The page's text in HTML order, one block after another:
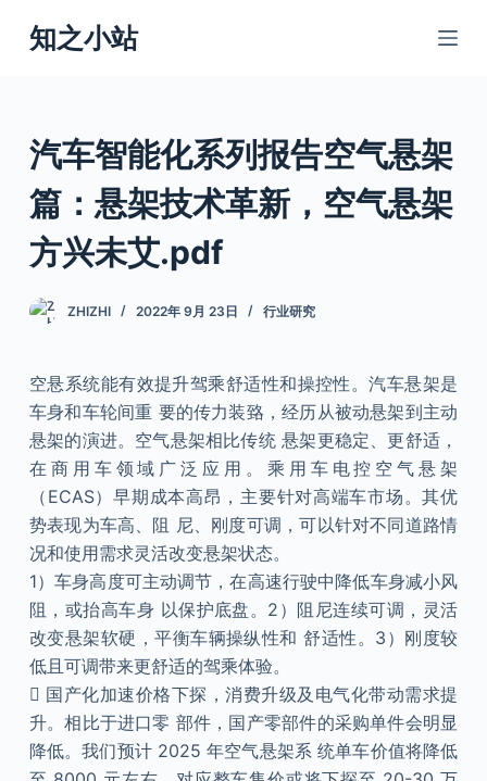
跳
过
知之小站
汽车智能化系列报告空气悬架
篇：悬架技术革新，空气悬架
方兴未艾.pdf
ZHIZHI 2022年 9月 23日 行业研究
空悬系统能有效提升驾乘舒适性和操控性。汽车悬架是
车身和车轮间重 要的传力装臵，经历从被动悬架到主动
悬架的演进。空气悬架相比传统 悬架更稳定、更舒适，
在商用车领域广泛应用。乘用车电控空气悬架
（ECAS）早期成本高昂，主要针对高端车市场。其优
势表现为车高、阻 尼、刚度可调，可以针对不同道路情
况和使用需求灵活改变悬架状态。
1）车身高度可主动调节，在高速行驶中降低车身减小风
阻，或抬高车身 以保护底盘。2）阻尼连续可调，灵活
改变悬架软硬，平衡车辆操纵性和 舒适性。3）刚度较
低且可调带来更舒适的驾乘体验。
 国产化加速价格下探，消费升级及电气化带动需求提
升。相比于进口零 部件，国产零部件的采购单件会明显
降低。我们预计 2025 年空气悬架系 统单车价值将降低